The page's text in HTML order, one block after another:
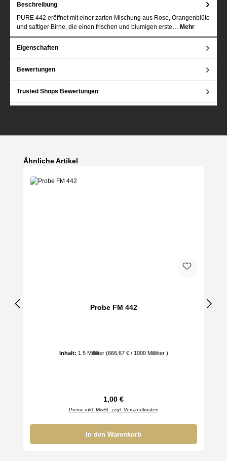
Beschreibung
PURE 442 eröffnet mit einer zarten Mischung aus Rose, Orangenblüte
und saftiger Birne, die einen frischen und blumigen erste… Mehr
Eigenschaften
Bewertungen
Trusted Shops Bewertungen
Produktgalerie überspringen
Ähnliche Artikel
Probe FM 442
Inhalt: 1.5 Milliliter (666,67 € / 1000 Milliliter )
Regulärer Preis:
1,00 €
Preise inkl. MwSt. zzgl. Versandkosten
In den Warenkorb